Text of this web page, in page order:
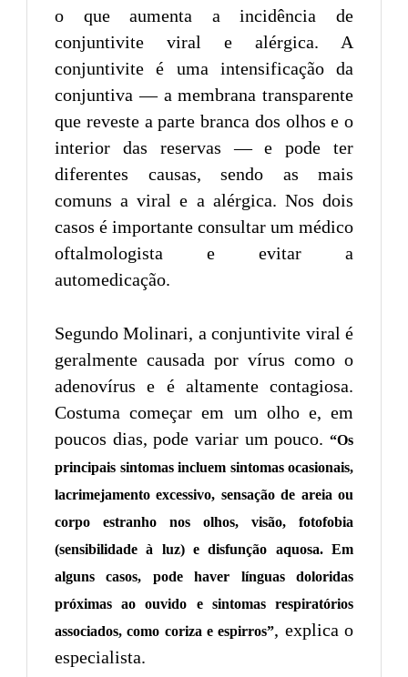
o que aumenta a incidência de
conjuntivite viral e alérgica. A
conjuntivite é uma intensificação da
conjuntiva — a membrana transparente
que reveste a parte branca dos olhos e o
interior das reservas — e pode ter
diferentes causas, sendo as mais
comuns a viral e a alérgica. Nos dois
casos é importante consultar um médico
oftalmologista e evitar a
automedicação.
Segundo Molinari, a conjuntivite viral é
geralmente causada por vírus como o
adenovírus e é altamente contagiosa.
Costuma começar em um olho e, em
poucos dias, pode variar um pouco. “Os
principais sintomas incluem sintomas ocasionais,
lacrimejamento excessivo, sensação de areia ou
corpo estranho nos olhos, visão, fotofobia
(sensibilidade à luz) e disfunção aquosa. Em
alguns casos, pode haver línguas doloridas
próximas ao ouvido e sintomas respiratórios
associados, como coriza e espirros”, explica o
especialista.